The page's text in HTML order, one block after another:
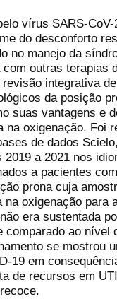
vírus SARS-
do desconforto
no manejo da
outras terapias
integrativa
da posição
suas vantagens e
na oxigenação. Foi
de dados
2019 a 2021 nos
a pacientes
prona cuja
na oxigenação para
era sustentada
comparado ao
se mostrou
19 em
de recursos em